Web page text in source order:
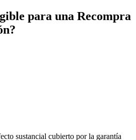
para una Recompra
sustancial cubierto por la garantía